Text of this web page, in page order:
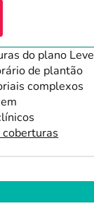
do plano Leve
de plantão
complexos